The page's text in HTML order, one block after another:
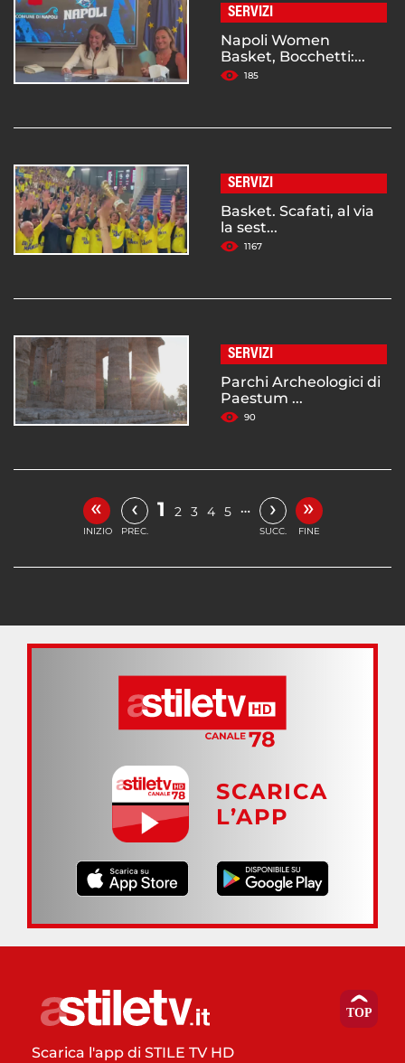
SERVIZI
Napoli Women
Basket, Bocchetti:...
185
SERVIZI
Basket. Scafati, al via
la sest...
1167
SERVIZI
Parchi Archeologici di
Paestum ...
90
«
INIZIO
‹
PREC.
1 2 3 4 5 … ›
SUCC.
»
FINE
SCARICA
L’APP
Scarica l'app di STILE TV HD